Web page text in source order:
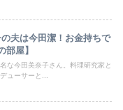
の夫は今田潔！お金持ちで
部屋】
な今田美奈子さん。料理研究家と
ューサーと...